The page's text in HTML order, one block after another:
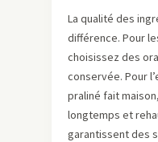
La qualité des
différence. Pour
choisissez des
conservée. Pour
praliné fait
longtemps et
garantissent des